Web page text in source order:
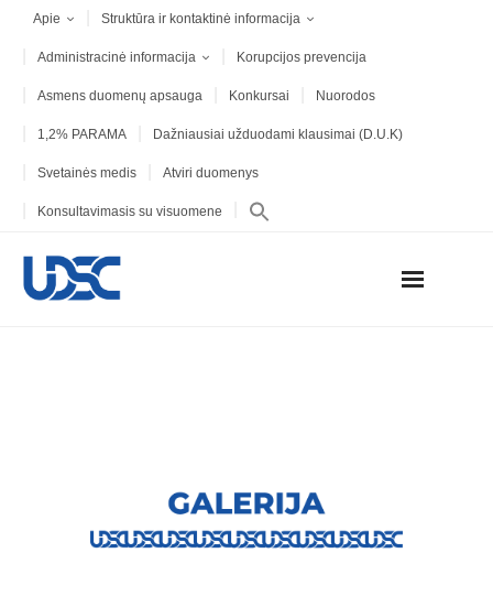
Apie Struktūra ir kontaktinė informacija
Administracinė informacija Korupcijos prevencija
Asmens duomenų apsauga Konkursai Nuorodos
1,2% PARAMA Dažniausiai užduodami klausimai (D.U.K)
Svetainės medis Atviri duomenys
Konsultavimasis su visuomene